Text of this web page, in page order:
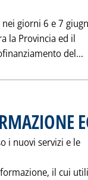
giorni 6 e 7
la Provincia ed il
del...
i nuovi servizi e le
il cui